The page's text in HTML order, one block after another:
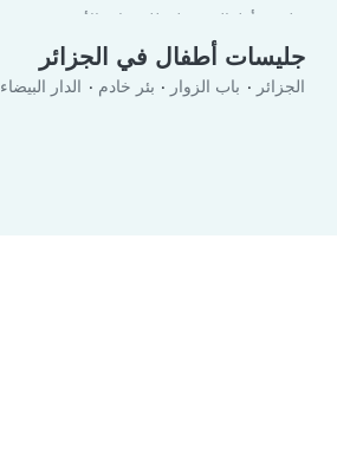
جليسة أطفال في لعطلة نهاية الأسبوع
جليسات أطفال في الجزائر
الجزائر باب الزوار بئر خادم الدار البيضاء